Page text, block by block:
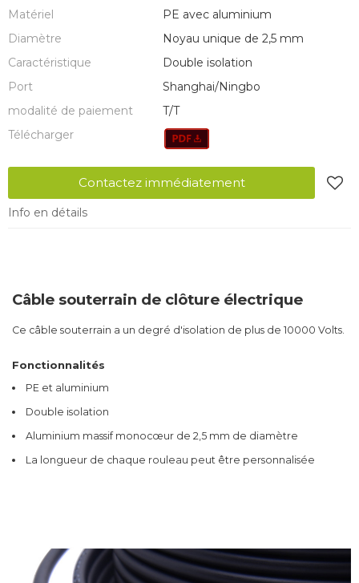
Matériel
PE avec aluminium
Diamètre
Noyau unique de 2,5 mm
Caractéristique
Double isolation
Port
Shanghai/Ningbo
modalité de paiement
T/T
Télécharger
Contactez immédiatement
Info en détails
Câble souterrain de clôture électrique
Ce câble souterrain a un degré d'isolation de plus de 10000 Volts.
Fonctionnalités
PE et aluminium
Double isolation
Aluminium massif monocœur de 2,5 mm de diamètre
La longueur de chaque rouleau peut être personnalisée